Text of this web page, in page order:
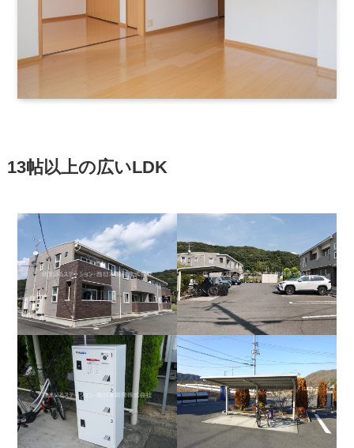
13帖以上の広いLDK